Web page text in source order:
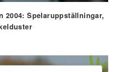
2004: Spelaruppställningar,